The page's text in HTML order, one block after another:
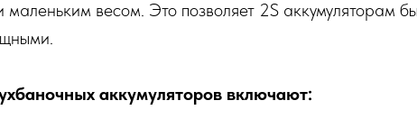
маленьким весом. Это позволяет 2S аккумуляторам
аккумуляторов включают: